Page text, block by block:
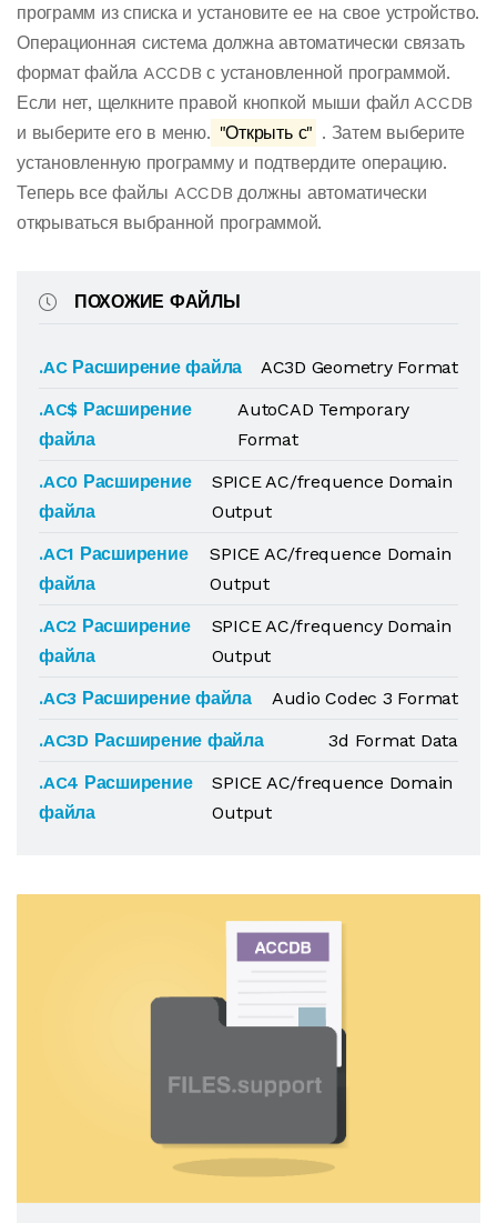
программ из списка и установите ее на свое устройство.
Операционная система должна автоматически связать
формат файла ACCDB с установленной программой.
Если нет, щелкните правой кнопкой мыши файл ACCDB
и выберите его в меню. "Открыть с" . Затем выберите
установленную программу и подтвердите операцию.
Теперь все файлы ACCDB должны автоматически
открываться выбранной программой.
ПОХОЖИЕ ФАЙЛЫ
.AC Расширение файла
AC3D Geometry Format
.AC$ Расширение
файла
AutoCAD Temporary
Format
.AC0 Расширение
файла
SPICE AC/frequence Domain
Output
.AC1 Расширение
файла
SPICE AC/frequence Domain
Output
.AC2 Расширение
файла
SPICE AC/frequency Domain
Output
.AC3 Расширение файла
Audio Codec 3 Format
.AC3D Расширение файла
3d Format Data
.AC4 Расширение
файла
SPICE AC/frequence Domain
Output